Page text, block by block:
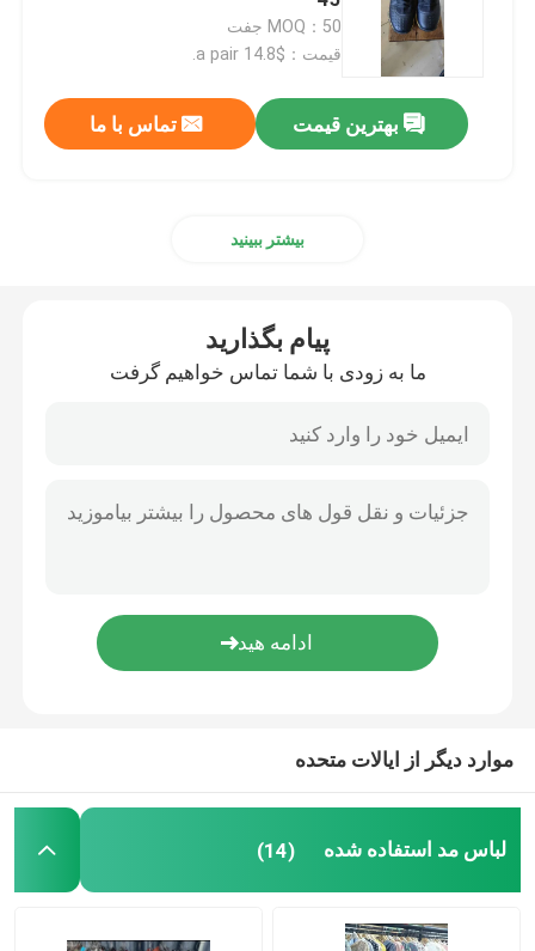
کفش مردانه دست دوم
کفش های بالا دست استفاده شده
کفش بچه گانه دست دوم
لباس های گاه به گاه پاییزی
مدل پیراهن مردانه جدید
کابل داده سه در یک
مسیر راه آهن پرده
MOQ：50 جفت
قیمت：$14.8 a pair.
بهترین قیمت تماس با ما
بیشتر ببینید
پیام بگذارید
ما به زودی با شما تماس خواهیم گرفت
موارد دیگر از ایالات متحده
لباس مد استفاده شده (14)